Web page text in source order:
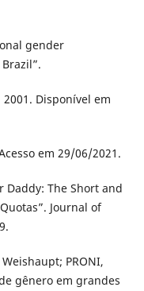
gender
Disponível em
em 29/06/2021.
Daddy: The Short and
Journal of
PRONI,
gênero em grandes